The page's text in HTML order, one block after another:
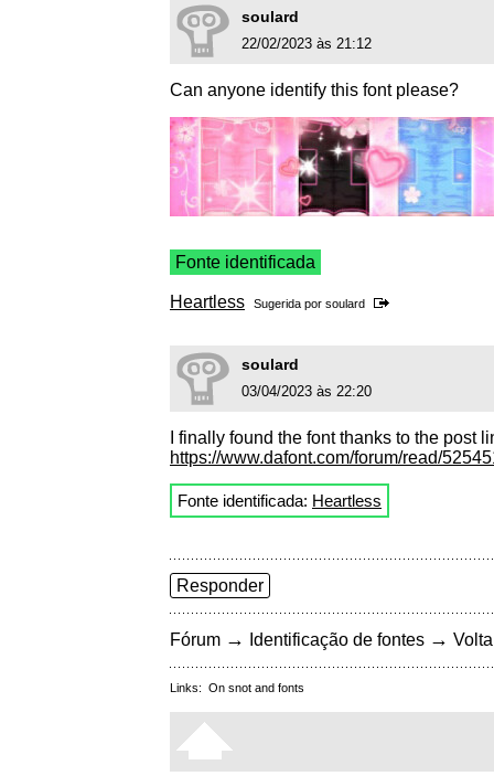
soulard
22/02/2023 às 21:12
Can anyone identify this font please?
Fonte identificada
Heartless Sugerida por soulard
soulard
03/04/2023 às 22:20
I finally found the font thanks to the post
https://www.dafont.com/forum/read/
Fonte identificada: Heartless
Responder
Fórum → Identificação de fontes →
Links: On snot and fonts